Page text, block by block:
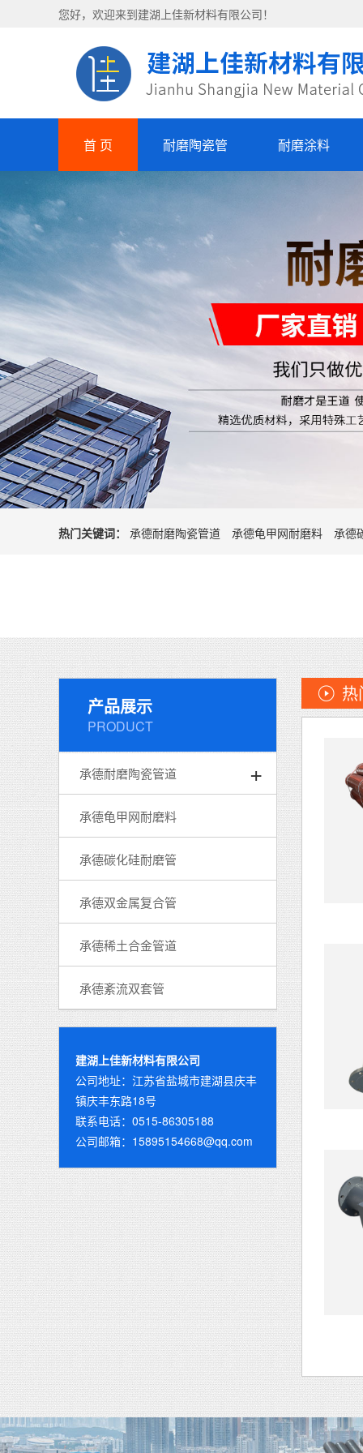
您好，欢迎来到建湖上佳新材料有限公司！
首 页 耐磨陶瓷管 耐磨涂料
热门关键词： 承德耐磨陶瓷管道 承德龟甲网耐磨料 承德
产品展示
PRODUCT
承德耐磨陶瓷管道
承德龟甲网耐磨料
承德碳化硅耐磨管
承德双金属复合管
承德稀土合金管道
承德紊流双套管
建湖上佳新材料有限公司
公司地址：江苏省盐城市建湖县庆丰
镇庆丰东路18号
联系电话：0515-86305188
公司邮箱：15895154668@qq.com